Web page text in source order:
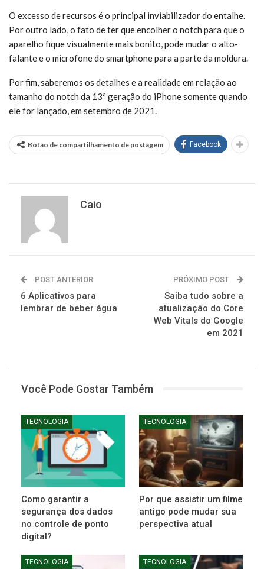
O excesso de recursos é o principal inviabilizador do entalhe.
Por outro lado, o fato de ter que encolher o notch para que o
aparelho fique visualmente mais bonito, pode mudar o alto-
falante e o microfone do smartphone para a parte da moldura.
Por fim, saberemos os detalhes e a realidade em relação ao
tamanho do notch da 13ª geração do iPhone somente quando
ele for lançado, em setembro de 2021.
Botão de compartilhamento de postagem Facebook
Caio
POST ANTERIOR
6 Aplicativos para
lembrar de beber água
PRÓXIMO POST
Saiba tudo sobre a
atualização do Core
Web Vitals do Google
em 2021
Você Pode Gostar Também
TECNOLOGIA
Como garantir a
segurança dos dados
no controle de ponto
digital?
TECNOLOGIA
Por que assistir um filme
antigo pode mudar sua
perspectiva atual
TECNOLOGIA TECNOLOGIA